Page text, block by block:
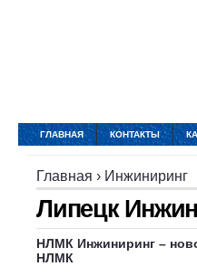
ГЛАВНАЯ КОНТАКТЫ
Главная › Инжиниринг
Липецк
НЛМК Инжиниринг –
НЛМК